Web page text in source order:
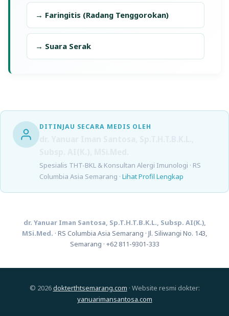
→ Faringitis (Radang Tenggorokan)
→ Suara Serak
DITINJAU SECARA MEDIS OLEH
Spesialis THT-BKL & Konsultan Alergi Imunologi · RS
Columbia Asia Semarang · Lihat Profil Lengkap
dr. Yanuar Iman Santosa, Sp.T.H.T.B.K.L., Subsp. AI(K.),
MSi.Med. · RS Columbia Asia Semarang · Jl. Siliwangi No. 143,
Semarang · +62 811-9301-333
© 2026dokterthtsemarang.com · Website resmi dokter:
yanuarimansantosa.com